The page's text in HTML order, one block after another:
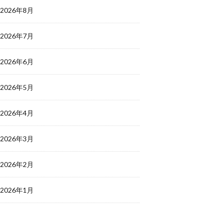
2026年8月
2026年7月
2026年6月
2026年5月
2026年4月
2026年3月
2026年2月
2026年1月